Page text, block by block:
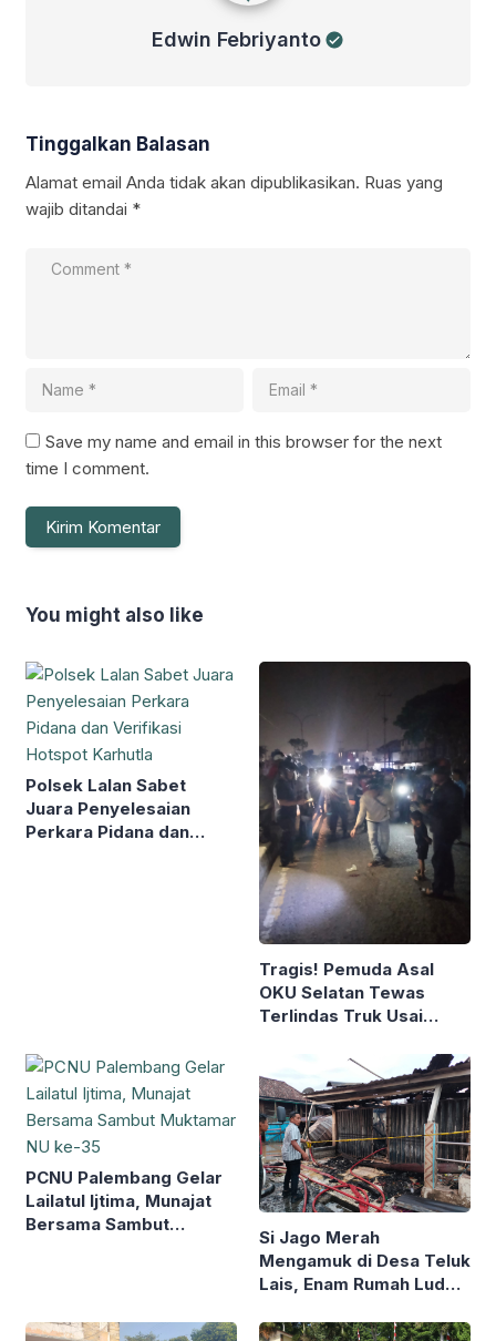
Edwin Febriyanto
Tinggalkan Balasan
Alamat email Anda tidak akan dipublikasikan. Ruas yang
wajib ditandai *
Save my name and email in this browser for the next
time I comment.
You might also like
Polsek Lalan Sabet
Juara Penyelesaian
Perkara Pidana dan
Tragis! Pemuda Asal
OKU Selatan Tewas
Terlindas Truk Usai
PCNU Palembang Gelar
Lailatul Ijtima, Munajat
Bersama Sambut
Si Jago Merah
Mengamuk di Desa Teluk
Lais, Enam Rumah Ludes